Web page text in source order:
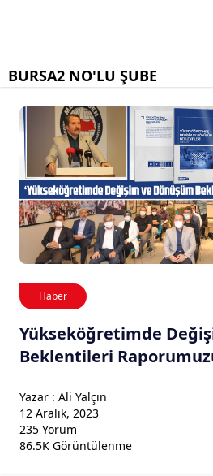
BURSA2 NO'LU ŞUBE
Haber
Yükseköğretimde
Beklentileri
Yazar : Ali Yalçın
12 Aralık, 2023
235 Yorum
86.5K Görüntülenme